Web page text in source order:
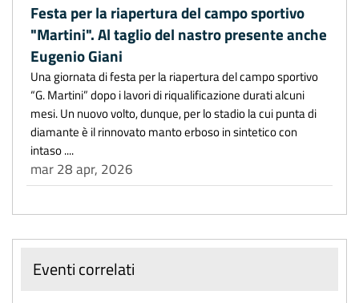
Festa per la riapertura del campo sportivo
"Martini". Al taglio del nastro presente anche
Eugenio Giani
Una giornata di festa per la riapertura del campo sportivo
“G. Martini” dopo i lavori di riqualificazione durati alcuni
mesi. Un nuovo volto, dunque, per lo stadio la cui punta di
diamante è il rinnovato manto erboso in sintetico con
intaso ....
mar 28 apr, 2026
Eventi correlati